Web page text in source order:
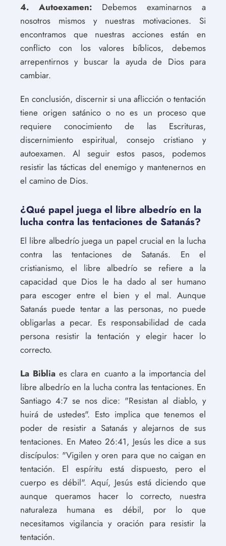
4. Autoexamen: Debemos examinarnos a
nosotros mismos y nuestras motivaciones. Si
encontramos que nuestras acciones están en
conflicto con los valores bíblicos, debemos
arrepentirnos y buscar la ayuda de Dios para
cambiar.
En conclusión, discernir si una aflicción o tentación
tiene origen satánico o no es un proceso que
requiere conocimiento de las Escrituras,
discernimiento espiritual, consejo cristiano y
autoexamen. Al seguir estos pasos, podemos
resistir las tácticas del enemigo y mantenernos en
el camino de Dios.
¿Qué papel juega el libre albedrío en la
lucha contra las tentaciones de Satanás?
El libre albedrío juega un papel crucial en la lucha
contra las tentaciones de Satanás. En el
cristianismo, el libre albedrío se refiere a la
capacidad que Dios le ha dado al ser humano
para escoger entre el bien y el mal. Aunque
Satanás puede tentar a las personas, no puede
obligarlas a pecar. Es responsabilidad de cada
persona resistir la tentación y elegir hacer lo
correcto.
La Biblia es clara en cuanto a la importancia del
libre albedrío en la lucha contra las tentaciones. En
Santiago 4:7 se nos dice: "Resistan al diablo, y
huirá de ustedes". Esto implica que tenemos el
poder de resistir a Satanás y alejarnos de sus
tentaciones. En Mateo 26:41, Jesús les dice a sus
discípulos: "Vigilen y oren para que no caigan en
tentación. El espíritu está dispuesto, pero el
cuerpo es débil". Aquí, Jesús está diciendo que
aunque queramos hacer lo correcto, nuestra
naturaleza humana es débil, por lo que
necesitamos vigilancia y oración para resistir la
tentación.